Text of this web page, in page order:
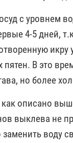
с уровнем
4-5 дней,
икру
пятен. В это
но более
описано
выклева не
заменить воду